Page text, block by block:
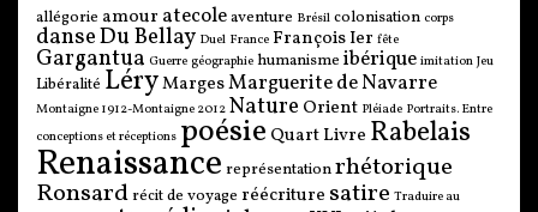
allégorie amour atecoleaventure Brésil colonisation corps
danseDu Bellay Duel France François Ier fête
Gargantua Guerre géographie humanisme ibérique imitation Jeu
Libéralité LéryMargesMarguerite de Navarre
Montaigne 1912-Montaigne 2012 Nature Orient Pléiade Portraits. Entre
conceptions et réceptions poésie Quart Livre Rabelais
Renaissance représentationrhétorique
Ronsardrécit de voyage réécriture satire Traduire au